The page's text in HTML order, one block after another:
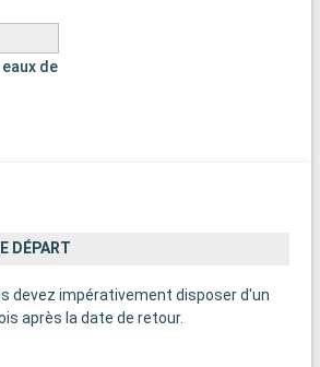
de
DÉPART
devez impérativement disposer d'un
après la date de retour.